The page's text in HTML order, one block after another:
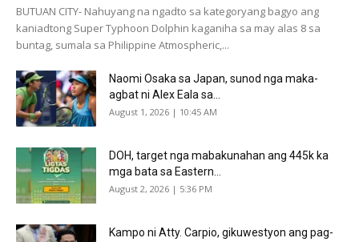
BUTUAN CITY- Nahuyang na ngadto sa kategoryang bagyo ang
kaniadtong Super Typhoon Dolphin kaganiha sa may alas 8 sa
buntag, sumala sa Philippine Atmospheric,...
Naomi Osaka sa Japan, sunod nga maka-
agbat ni Alex Eala sa...
August 1, 2026 | 10:45 AM
DOH, target nga mabakunahan ang 445k ka
mga bata sa Eastern...
August 2, 2026 | 5:36 PM
Kampo ni Atty. Carpio, gikuwestyon ang pag-